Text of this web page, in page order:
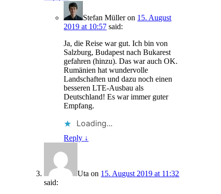
Stefan Mülleron 15. August
2019 at 10:57 said:
Ja, die Reise war gut. Ich bin von
Salzburg, Budapest nach Bukarest
gefahren (hinzu). Das war auch OK.
Rumänien hat wundervolle
Landschaften und dazu noch einen
besseren LTE-Ausbau als
Deutschland! Es war immer guter
Empfang.
Loading...
Reply ↓
Uta on 15. August 2019 at 11:32
said: